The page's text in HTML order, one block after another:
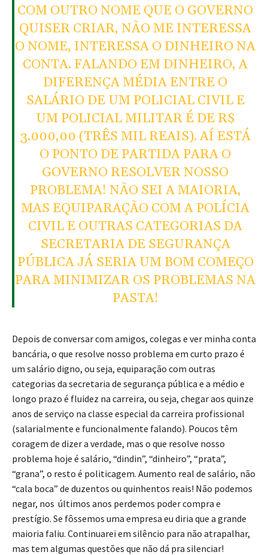
COM OUTRO NOME QUE O GOVERNO
QUISER CRIAR, NÃO ME INTERESSA
O NOME, INTERESSA O DINHEIRO NA
CONTA. FALANDO EM DINHEIRO, A
DIFERENÇA MÉDIA ENTRE O
SALÁRIO DE UM POLICIAL CIVIL E
UM POLICIAL MILITAR É DE R$
3.000,00 (TRÊS MIL REAIS). AÍ ESTÁ
O PONTO DE PARTIDA PARA O
GOVERNO RESOLVER NOSSO
PROBLEMA! NÃO SEI A MAIORIA,
MAS EQUIPARAÇÃO COM A POLÍCIA
CIVIL E OUTRAS CATEGORIAS DA
SECRETARIA DE SEGURANÇA
PÚBLICA JÁ SERIA UM BOM COMEÇO
PARA MINIMIZAR OS PROBLEMAS NA
PASTA!
Depois de conversar com amigos, colegas e ver minha conta
bancária, o que resolve nosso problema em curto prazo é
um salário digno, ou seja, equiparação com outras
categorias da secretaria de segurança pública e a médio e
longo prazo é fluidez na carreira, ou seja, chegar aos quinze
anos de serviço na classe especial da carreira profissional
(salarialmente e funcionalmente falando). Poucos têm
coragem de dizer a verdade, mas o que resolve nosso
problema hoje é salário, “dindin”, “dinheiro”, “prata”,
“grana”, o resto é politicagem. Aumento real de salário, não
“cala boca” de duzentos ou quinhentos reais! Não podemos
negar, nos últimos anos perdemos poder compra e
prestígio. Se fôssemos uma empresa eu diria que a grande
maioria faliu. Continuarei em silêncio para não atrapalhar,
mas tem algumas questões que não dá pra silenciar!